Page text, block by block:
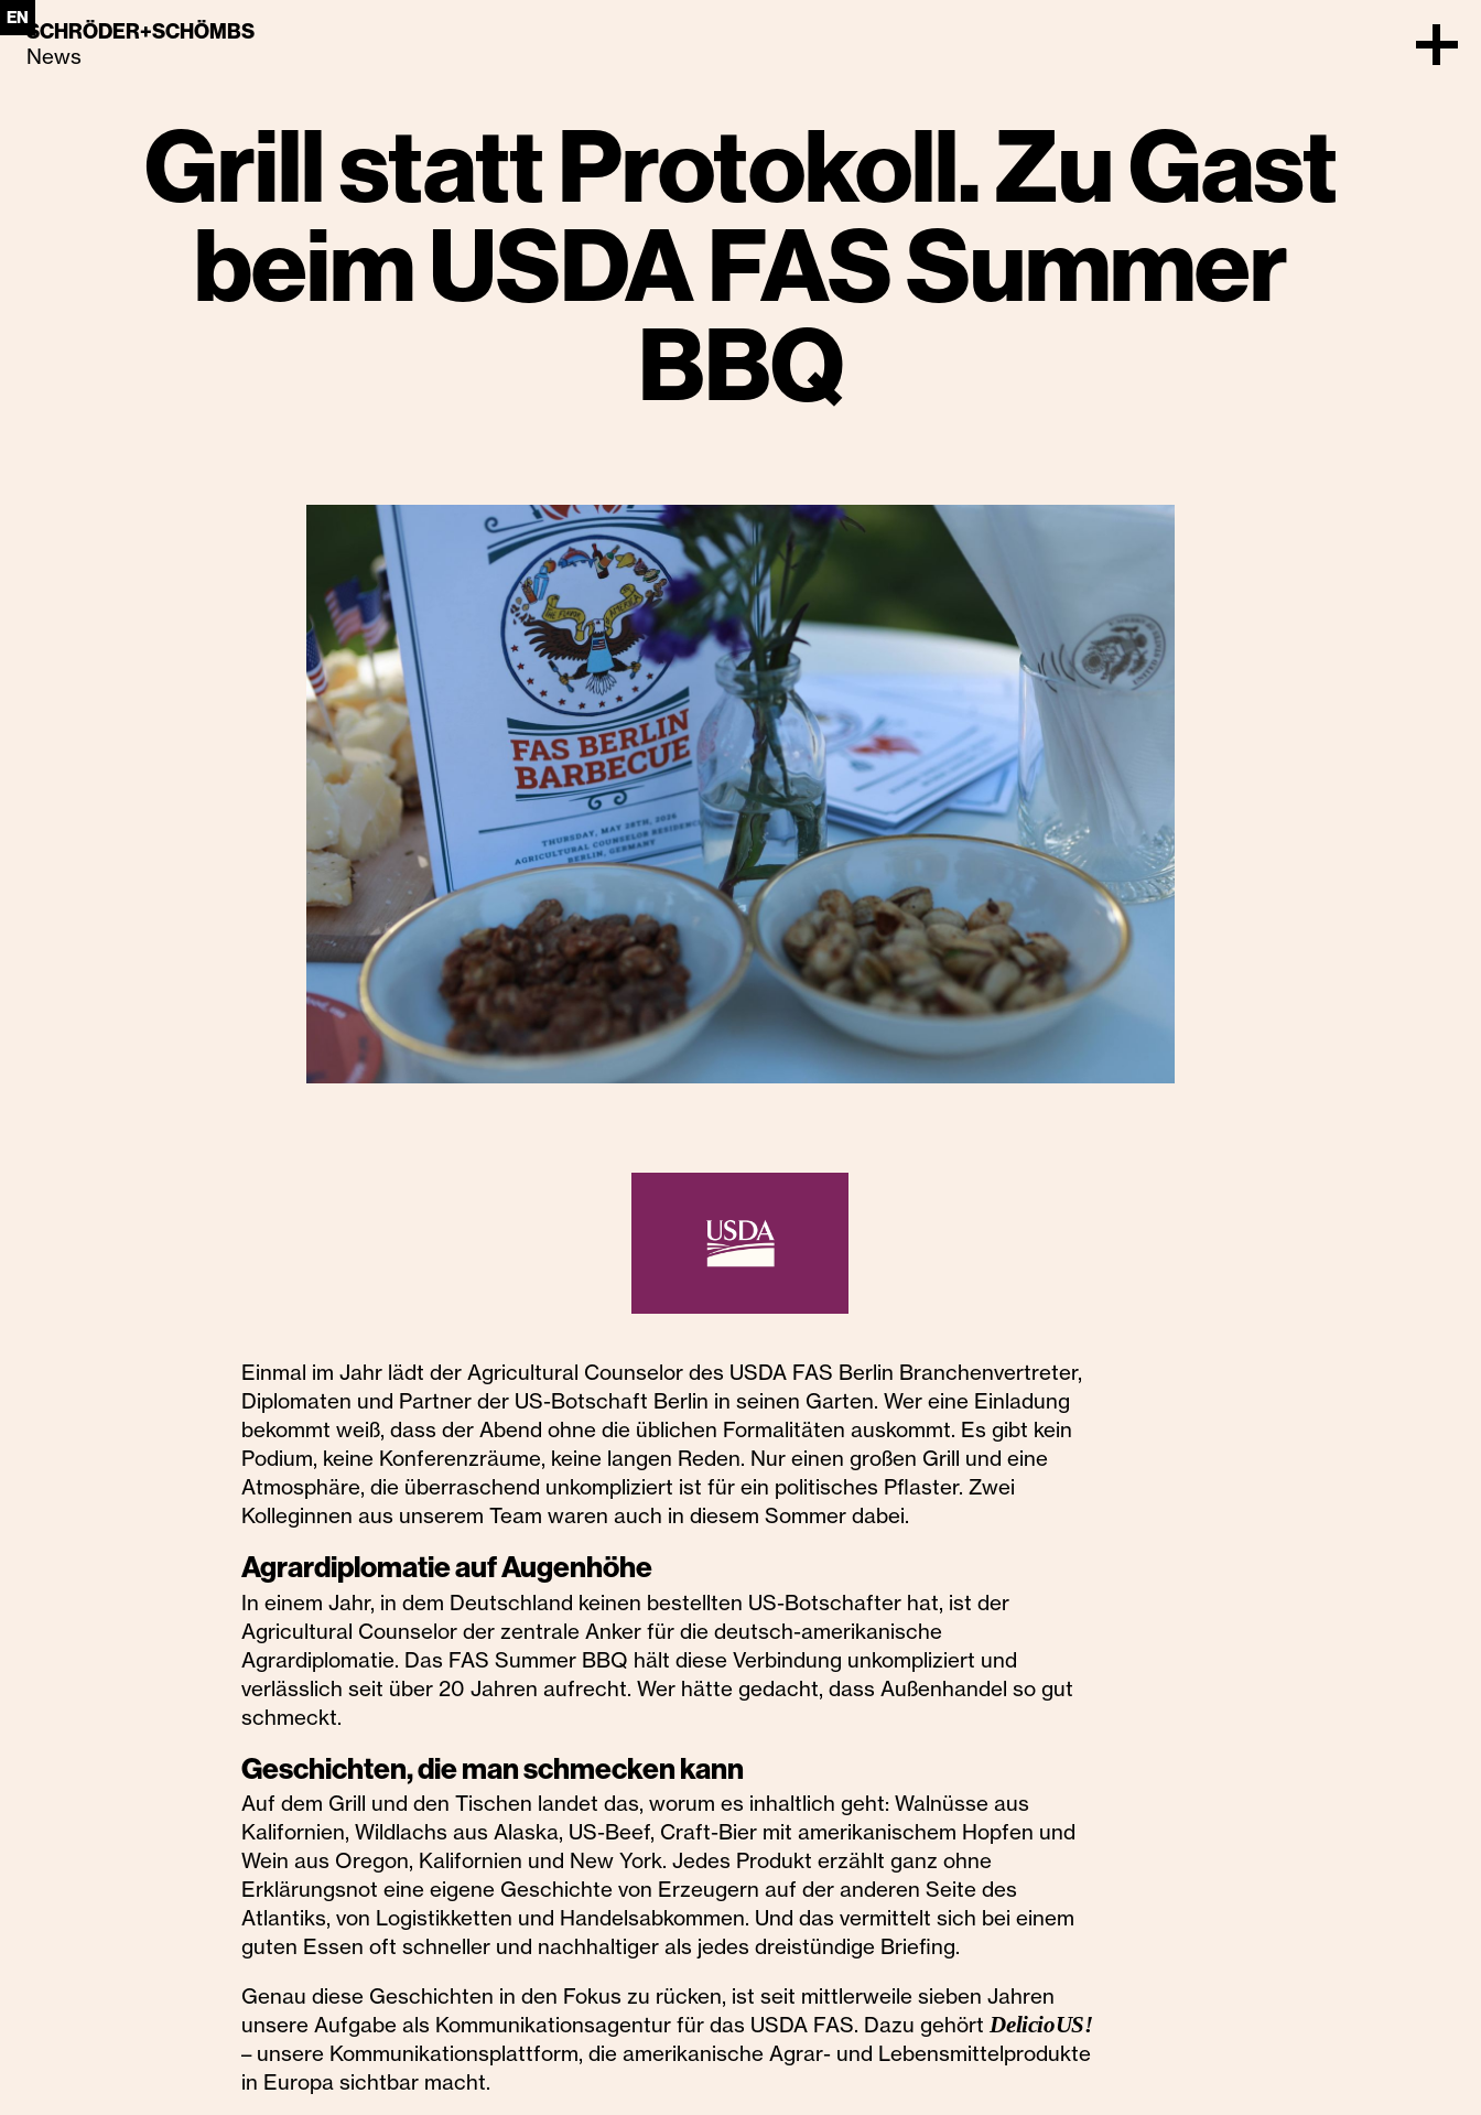
EN
SCHRÖDER+SCHÖMBS
News
Grill statt Protokoll. Zu Gast
beim USDA FAS Summer
BBQ
Einmal im Jahr lädt der Agricultural Counselor des USDA FAS Berlin Branchenvertreter,
Diplomaten und Partner der US-Botschaft Berlin in seinen Garten. Wer eine Einladung
bekommt weiß, dass der Abend ohne die üblichen Formalitäten auskommt. Es gibt kein
Podium, keine Konferenzräume, keine langen Reden. Nur einen großen Grill und eine
Atmosphäre, die überraschend unkompliziert ist für ein politisches Pflaster. Zwei
Kolleginnen aus unserem Team waren auch in diesem Sommer dabei.
Agrardiplomatie auf Augenhöhe
In einem Jahr, in dem Deutschland keinen bestellten US-Botschafter hat, ist der
Agricultural Counselor der zentrale Anker für die deutsch-amerikanische
Agrardiplomatie. Das FAS Summer BBQ hält diese Verbindung unkompliziert und
verlässlich seit über 20 Jahren aufrecht. Wer hätte gedacht, dass Außenhandel so gut
schmeckt.
Geschichten, die man schmecken kann
Auf dem Grill und den Tischen landet das, worum es inhaltlich geht: Walnüsse aus
Kalifornien, Wildlachs aus Alaska, US-Beef, Craft-Bier mit amerikanischem Hopfen und
Wein aus Oregon, Kalifornien und New York. Jedes Produkt erzählt ganz ohne
Erklärungsnot eine eigene Geschichte von Erzeugern auf der anderen Seite des
Atlantiks, von Logistikketten und Handelsabkommen. Und das vermittelt sich bei einem
guten Essen oft schneller und nachhaltiger als jedes dreistündige Briefing.
Genau diese Geschichten in den Fokus zu rücken, ist seit mittlerweile sieben Jahren
unsere Aufgabe als Kommunikationsagentur für das USDA FAS. Dazu gehörtDelicioUS!
– unsere Kommunikationsplattform, die amerikanische Agrar- und Lebensmittelprodukte
in Europa sichtbar macht.